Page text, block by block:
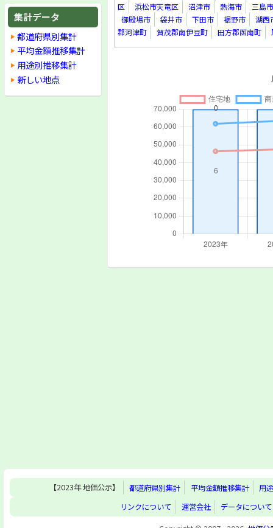
集計データ
都道府県別集計
平均金額推移集計
用途別推移集計
新しい地点
区
浜松市天竜区 沼津市 熱海市
三島市
御殿場市
袋井市 下田市 裾野市
湖西
郡河津町
賀茂郡南伊豆町 田方郡函南町
【2023年 地価公示】 都道府県別集計 平均金額推移集計
用
リンクについて
運営会社
データについて